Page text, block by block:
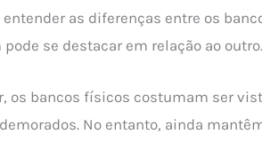
as diferenças entre os
se destacar em relação ao outro.
os bancos físicos costumam ser
No entanto, ainda